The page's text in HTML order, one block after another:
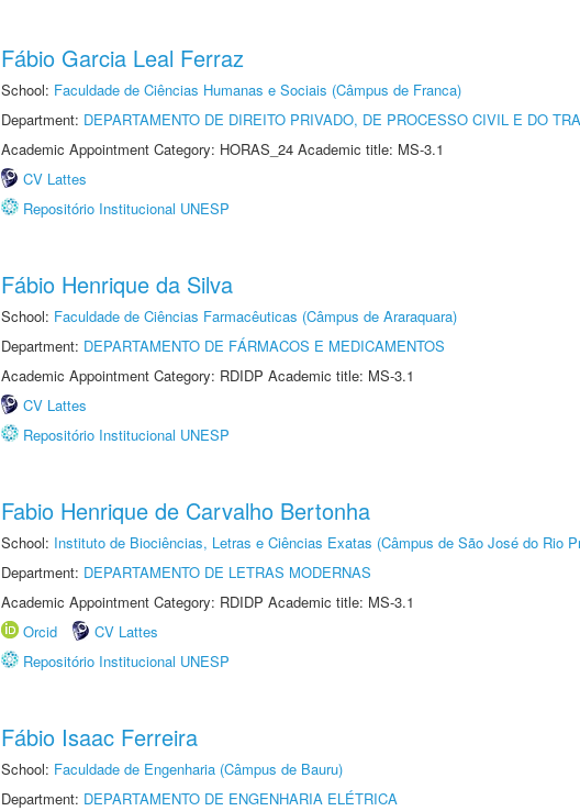
Fábio Garcia Leal Ferraz
School: Faculdade de Ciências Humanas e Sociais (Câmpus de Franca)
Department: DEPARTAMENTO DE DIREITO PRIVADO, DE PROCESSO CIVIL E DO
Academic Appointment Category: HORAS_24 Academic title: MS-3.1
CV Lattes
Repositório Institucional UNESP
Fábio Henrique da Silva
School: Faculdade de Ciências Farmacêuticas (Câmpus de Araraquara)
Department: DEPARTAMENTO DE FÁRMACOS E MEDICAMENTOS
Academic Appointment Category: RDIDP Academic title: MS-3.1
CV Lattes
Repositório Institucional UNESP
Fabio Henrique de Carvalho Bertonha
School: Instituto de Biociências, Letras e Ciências Exatas (Câmpus de São José do Rio
Department: DEPARTAMENTO DE LETRAS MODERNAS
Academic Appointment Category: RDIDP Academic title: MS-3.1
Orcid
CV Lattes
Repositório Institucional UNESP
Fábio Isaac Ferreira
School: Faculdade de Engenharia (Câmpus de Bauru)
Department: DEPARTAMENTO DE ENGENHARIA ELÉTRICA